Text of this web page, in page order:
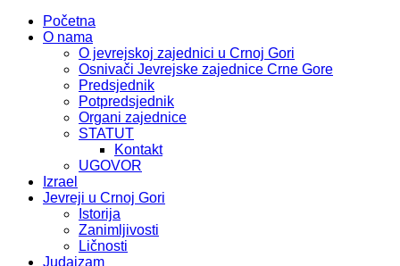
Početna
O nama
O jevrejskoj zajednici u Crnoj Gori
Osnivači Jevrejske zajednice Crne Gore
Predsjednik
Potpredsjednik
Organi zajednice
STATUT
Kontakt
UGOVOR
Izrael
Jevreji u Crnoj Gori
Istorija
Zanimljivosti
Ličnosti
Judaizam